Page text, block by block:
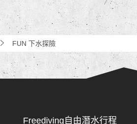
FUN 下水探險
Freediving自由潛水行程